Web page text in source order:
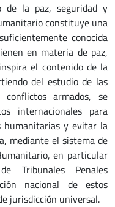
de la paz, seguridad y
constituye una
conocida
en materia de paz,
el contenido de la
del estudio de las
armados, se
internacionales para
humanitarias y evitar la
mediante el sistema de
en particular
Tribunales Penales
nacional de estos
jurisdicción universal.